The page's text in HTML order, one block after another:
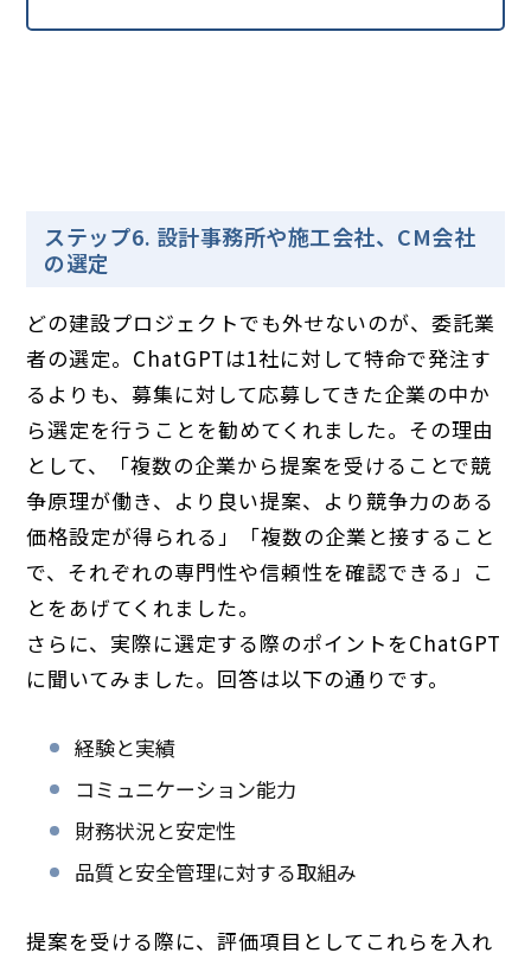
ステップ6. 設計事務所や施工会社、CM会社
の選定
どの建設プロジェクトでも外せないのが、委託業
者の選定。ChatGPTは1社に対して特命で発注す
るよりも、募集に対して応募してきた企業の中か
ら選定を行うことを勧めてくれました。その理由
として、「複数の企業から提案を受けることで競
争原理が働き、より良い提案、より競争力のある
価格設定が得られる」「複数の企業と接すること
で、それぞれの専門性や信頼性を確認できる」こ
とをあげてくれました。
さらに、実際に選定する際のポイントをChatGPT
に聞いてみました。回答は以下の通りです。
経験と実績
コミュニケーション能力
財務状況と安定性
品質と安全管理に対する取組み
提案を受ける際に、評価項目としてこれらを入れ